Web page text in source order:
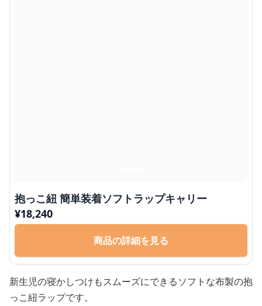
抱っこ紐 簡単装着ソフトラップキャリー
¥18,240
商品の詳細を見る
新生児の寝かしつけもスムーズにできるソフトな布製の抱
っこ紐ラップです。